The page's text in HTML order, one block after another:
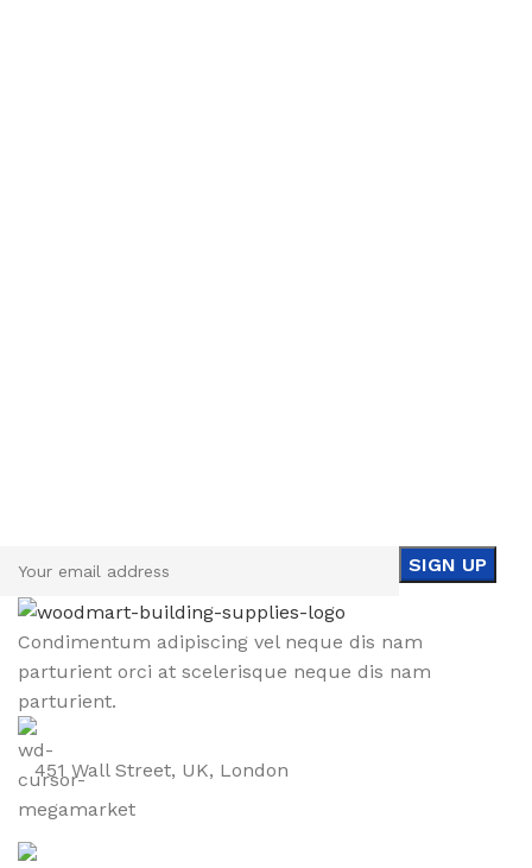
Condimentum adipiscing vel neque dis nam
parturient orci at scelerisque neque dis nam
parturient.
451 Wall Street, UK, London